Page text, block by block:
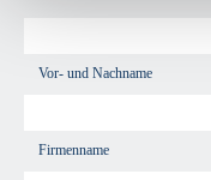
Vor- und Nachname
Firmenname